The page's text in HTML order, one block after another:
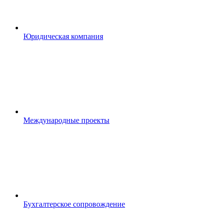
Юридическая компания
Международные проекты
Бухгалтерское сопровождение